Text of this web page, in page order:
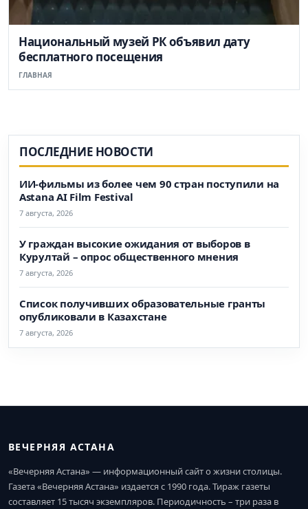
Национальный музей РК объявил дату
бесплатного посещения
ГЛАВНАЯ
ПОСЛЕДНИЕ НОВОСТИ
ИИ-фильмы из более чем 90 стран поступили на
Astana AI Film Festival
7 августа, 2026
У граждан высокие ожидания от выборов в
Курултай – опрос общественного мнения
7 августа, 2026
Список получивших образовательные гранты
опубликовали в Казахстане
7 августа, 2026
ВЕЧЕРНЯЯ АСТАНА
«Вечерняя Астана» — информационный сайт о жизни столицы.
Газета «Вечерняя Астана» издается с 1990 года. Тираж газеты
составляет 15 тысяч экземпляров. Периодичность – три раза в